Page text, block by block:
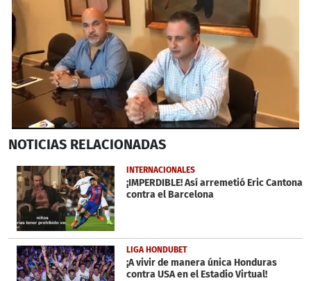
seconds
1
minute,
54
seconds
NOTICIAS RELACIONADAS
INTERNACIONALES
¡IMPERDIBLE! Así arremetió Eric Cantona
contra el Barcelona
LIGA HONDUBET
¡A vivir de manera única Honduras
contra USA en el Estadio Virtual!